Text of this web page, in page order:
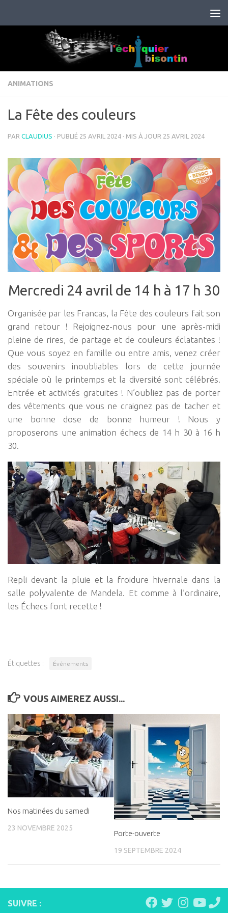
ANIMATIONS
La Fête des couleurs
PAR CLAUDIUS · PUBLIÉ 25 AVRIL 2024 · MIS À JOUR 25 AVRIL 2024
Mercredi 24 avril de 14 h à 17 h 30
Organisée par les Francas, la Fête des couleurs fait son
grand retour ! Rejoignez-nous pour une après-midi
pleine de rires, de partage et de couleurs éclatantes !
Que vous soyez en famille ou entre amis, venez créer
des souvenirs inoubliables lors de cette journée
spéciale où le printemps et la diversité sont célébrés.
Entrée et activités gratuites ! N’oubliez pas de porter
des vêtements que vous ne craignez pas de tacher et
une bonne dose de bonne humeur ! Nous y
proposerons une animation échecs de 14 h 30 à 16 h
30.
Repli devant la pluie et la froidure hivernale dans la
salle polyvalente de Mandela. Et comme à l’ordinaire,
les Échecs font recette !
Étiquettes : Événements
VOUS AIMEREZ AUSSI...
Nos matinées du samedi
23 NOVEMBRE 2025
Porte-ouverte
19 SEPTEMBRE 2024
SUIVRE :